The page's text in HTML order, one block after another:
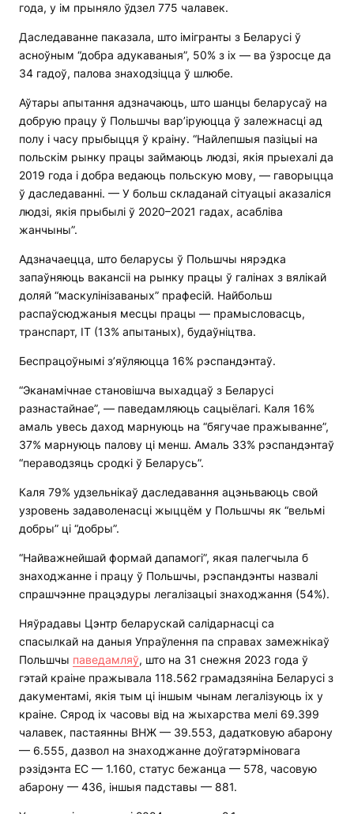
года, у ім прыняло ўдзел 775 чалавек.
Даследаванне паказала, што імігранты з Беларусі ў
асноўным “добра адукаваныя”, 50% з іх — ва ўзросце да
34 гадоў, палова знаходзіцца ў шлюбе.
Аўтары апытання адзначаюць, што шанцы беларусаў на
добрую працу ў Польшчы вар’іруюцца ў залежнасці ад
полу і часу прыбыцця ў краіну. “Найлепшыя пазіцыі на
польскім рынку працы займаюць людзі, якія прыехалі да
2019 года і добра ведаюць польскую мову, — гаворыцца
ў даследаванні. — У больш складанай сітуацыі аказаліся
людзі, якія прыбылі ў 2020–2021 гадах, асабліва
жанчыны”.
Адзначаецца, што беларусы ў Польшчы нярэдка
запаўняюць вакансіі на рынку працы ў галінах з вялікай
доляй “маскулінізаваных” прафесій. Найбольш
распаўсюджаныя месцы працы — прамысловасць,
транспарт, ІТ (13% апытаных), будаўніцтва.
Беспрацоўнымі з’яўляюцца 16% рэспандэнтаў.
“Эканамічнае становішча выхадцаў з Беларусі
разнастайнае”, — паведамляюць сацыёлагі. Каля 16%
амаль увесь даход марнуюць на “бягучае пражыванне”,
37% марнуюць палову ці менш. Амаль 33% рэспандэнтаў
“пераводзяць сродкі ў Беларусь”.
Каля 79% удзельнікаў даследавання ацэньваюць свой
узровень задаволенасці жыццём у Польшчы як “вельмі
добры” ці “добры”.
“Найважнейшай формай дапамогі”, якая палегчыла б
знаходжанне і працу ў Польшчы, рэспандэнты назвалі
спрашчэнне працэдуры легалізацыі знаходжання (54%).
Няўрадавы Цэнтр беларускай салідарнасці са
спасылкай на даныя Упраўлення па справах замежнікаў
Польшчы паведамляў, што на 31 снежня 2023 года ў
гэтай краіне пражывала 118.562 грамадзяніна Беларусі з
дакументамі, якія тым ці іншым чынам легалізуюць іх у
краіне. Сярод іх часовы від на жыхарства мелі 69.399
чалавек, пастаянны ВНЖ — 39.553, дадатковую абарону
— 6.555, дазвол на знаходжанне доўгатэрміновага
рэзідэнта ЕС — 1.160, статус бежанца — 578, часовую
абарону — 436, іншыя падставы — 881.